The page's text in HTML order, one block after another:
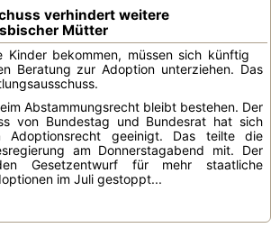
verhindert weitere
Mütter
Kinder bekommen, müssen sich künftig
Beratung zur Adoption unterziehen. Das
Abstammungsrecht bleibt bestehen. Der
von Bundestag und Bundesrat hat sich
Adoptionsrecht geeinigt. Das teilte die
am Donnerstagabend mit. Der
Gesetzentwurf für mehr staatliche
im Juli gestoppt...